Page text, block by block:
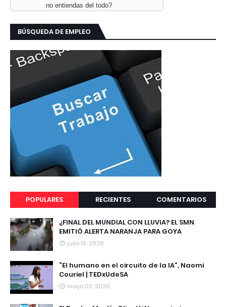
no entiendas del todo?
BÚSQUEDA DE EMPLEO
POPULARES RECIENTES COMENTARIOS
¿FINAL DEL MUNDIAL CON LLUVIA? EL SMN
EMITIÓ ALERTA NARANJA PARA GOYA
julio 19, 2026
“El humano en el circuito de la IA”, Naomi
Couriel | TEDxUdeSA
mayo 02, 2026